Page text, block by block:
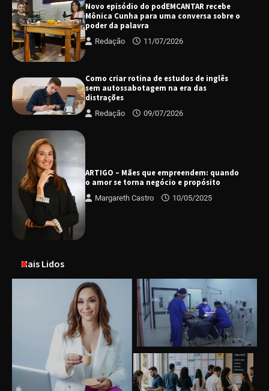
Novo episódio do podEMCANTAR recebe
Mônica Cunha para uma conversa sobre o
poder da palavra
Redação 11/07/2026
Como criar rotina de estudos de inglês
sem autossabotagem na era das
distrações
Redação 09/07/2026
ARTIGO – Mães que empreendem: quando
o amor se torna negócio e propósito
Margareth Castro 10/05/2025
Mais Lidos